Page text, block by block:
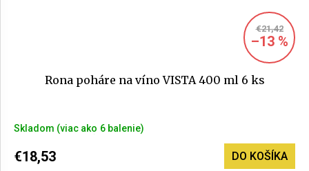
€21,42
–13 %
Rona poháre na víno VISTA 400 ml 6 ks
hodnotenie
produktu
je
Skladom (>6 balenie)
€18,53 DO KOŠÍKA